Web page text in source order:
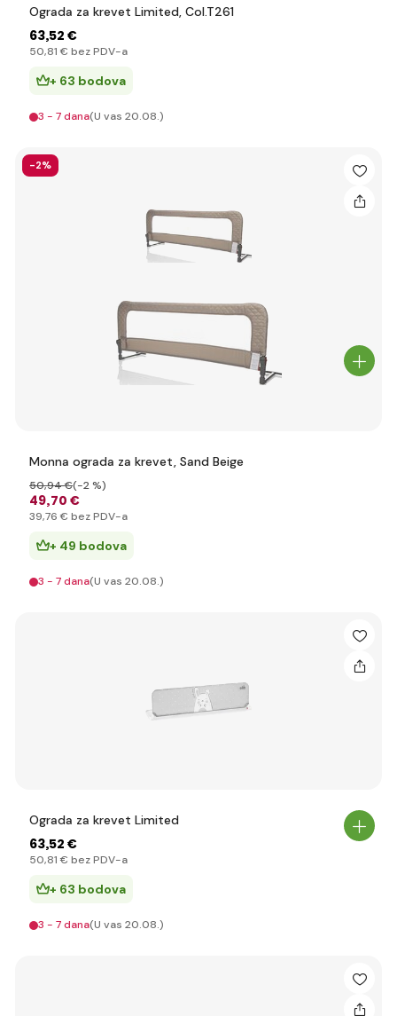
Ograda za krevet Limited, Col.T261
63,52 €
50,81 € bez PDV-a
+ 63 bodova
3 - 7 dana(U vas 20.08.)
-2%
Monna ograda za krevet, Sand Beige
49,70 €
50,94 €(-2 %)
39,76 € bez PDV-a
+ 49 bodova
3 - 7 dana(U vas 20.08.)
Ograda za krevet Limited
63,52 €
50,81 € bez PDV-a
+ 63 bodova
3 - 7 dana(U vas 20.08.)